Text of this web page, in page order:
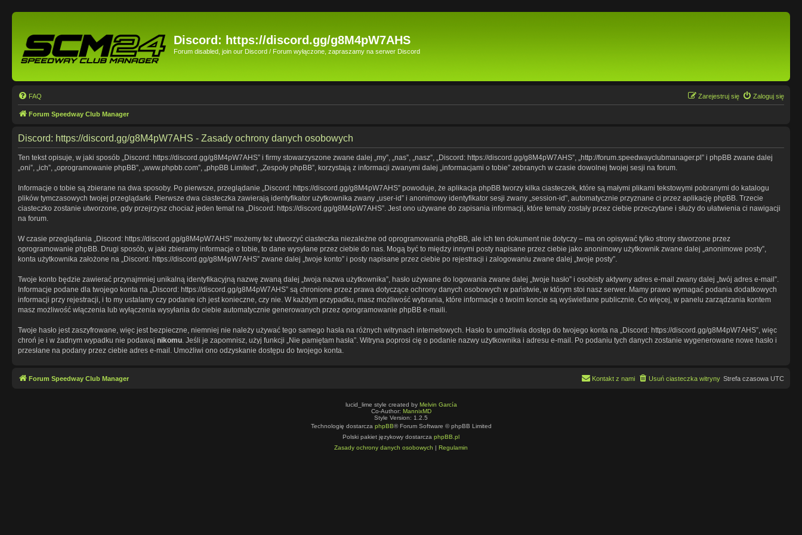
Discord: https://discord.gg/g8M4pW7AHS
Forum disabled, join our Discord / Forum wyłączone, zapraszamy na serwer Discord
FAQ Zaloguj się
Zarejestruj się
Forum Speedway Club Manager
Discord: https://discord.gg/g8M4pW7AHS - Zasady ochrony danych osobowych
Ten tekst opisuje, w jaki sposób „Discord: https://discord.gg/g8M4pW7AHS” i firmy stowarzyszone zwane dalej „my”, „nas”, „nasz”, „Discord: https://discord.gg/g8M4pW7AHS”, „http://forum.speedwayclubmanager.pl” i phpBB zwane dalej
„oni”, „ich”, „oprogramowanie phpBB”, „www.phpbb.com”, „phpBB Limited”, „Zespoły phpBB”, korzystają z informacji zwanymi dalej „informacjami o tobie” zebranych w czasie dowolnej twojej sesji na forum.
Informacje o tobie są zbierane na dwa sposoby. Po pierwsze, przeglądanie „Discord: https://discord.gg/g8M4pW7AHS” powoduje, że aplikacja phpBB tworzy kilka ciasteczek, które są małymi plikami tekstowymi pobranymi do katalogu
plików tymczasowych twojej przeglądarki. Pierwsze dwa ciasteczka zawierają identyfikator użytkownika zwany „user-id” i anonimowy identyfikator sesji zwany „session-id”, automatycznie przyznane ci przez aplikację phpBB. Trzecie
ciasteczko zostanie utworzone, gdy przejrzysz chociaż jeden temat na „Discord: https://discord.gg/g8M4pW7AHS”. Jest ono używane do zapisania informacji, które tematy zostały przez ciebie przeczytane i służy do ułatwienia ci nawigacji
na forum.
W czasie przeglądania „Discord: https://discord.gg/g8M4pW7AHS” możemy też utworzyć ciasteczka niezależne od oprogramowania phpBB, ale ich ten dokument nie dotyczy – ma on opisywać tylko strony stworzone przez
oprogramowanie phpBB. Drugi sposób, w jaki zbieramy informacje o tobie, to dane wysyłane przez ciebie do nas. Mogą być to między innymi posty napisane przez ciebie jako anonimowy użytkownik zwane dalej „anonimowe posty”,
konta użytkownika założone na „Discord: https://discord.gg/g8M4pW7AHS” zwane dalej „twoje konto” i posty napisane przez ciebie po rejestracji i zalogowaniu zwane dalej „twoje posty”.
Twoje konto będzie zawierać przynajmniej unikalną identyfikacyjną nazwę zwaną dalej „twoja nazwa użytkownika”, hasło używane do logowania zwane dalej „twoje hasło” i osobisty aktywny adres e-mail zwany dalej „twój adres e-mail”.
Informacje podane dla twojego konta na „Discord: https://discord.gg/g8M4pW7AHS” są chronione przez prawa dotyczące ochrony danych osobowych w państwie, w którym stoi nasz serwer. Mamy prawo wymagać podania dodatkowych
informacji przy rejestracji, i to my ustalamy czy podanie ich jest konieczne, czy nie. W każdym przypadku, masz możliwość wybrania, które informacje o twoim koncie są wyświetlane publicznie. Co więcej, w panelu zarządzania kontem
masz możliwość włączenia lub wyłączenia wysyłania do ciebie automatycznie generowanych przez oprogramowanie phpBB e-maili.
Twoje hasło jest zaszyfrowane, więc jest bezpieczne, niemniej nie należy używać tego samego hasła na różnych witrynach internetowych. Hasło to umożliwia dostęp do twojego konta na „Discord: https://discord.gg/g8M4pW7AHS”, więc
chroń je i w żadnym wypadku nie podawaj nikomu. Jeśli je zapomnisz, użyj funkcji „Nie pamiętam hasła”. Witryna poprosi cię o podanie nazwy użytkownika i adresu e-mail. Po podaniu tych danych zostanie wygenerowane nowe hasło i
przesłane na podany przez ciebie adres e-mail. Umożliwi ono odzyskanie dostępu do twojego konta.
Forum Speedway Club Manager Strefa czasowa UTC
Usuń ciasteczka witryny
Kontakt z nami
lucid_lime style created by Melvin García
Co-Author: MannixMD
Style Version: 1.2.5
Technologię dostarcza phpBB® Forum Software © phpBB Limited
Polski pakiet językowy dostarcza phpBB.pl
Zasady ochrony danych osobowych | Regulamin